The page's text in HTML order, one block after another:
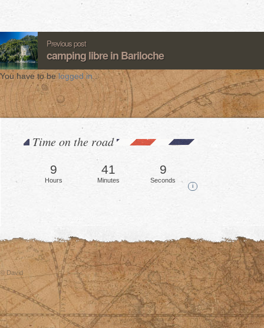
Previous post
camping libre in Bariloche
You have to belogged in.
Time on the road
9
Hours
41
Minutes
11
Seconds
i
© David